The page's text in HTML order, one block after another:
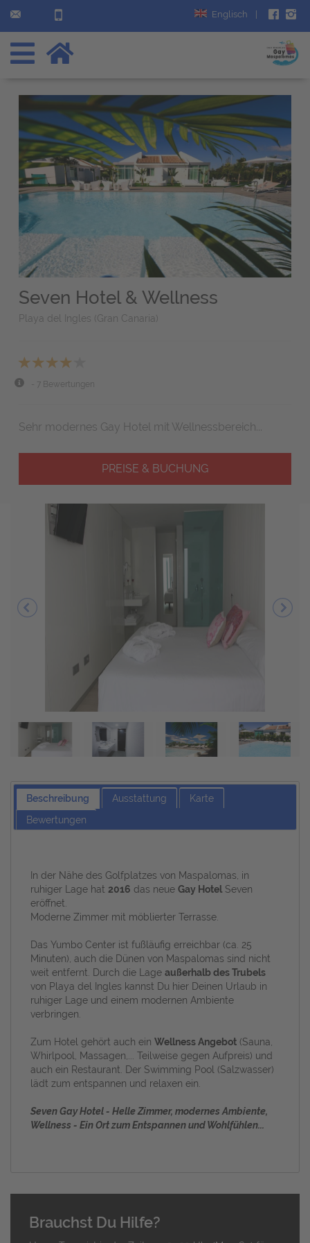
Englisch
Seven Hotel & Wellness
Playa del Ingles (Gran Canaria)
- 7 Bewertungen
Sehr modernes Gay Hotel mit Wellnessbereich...
PREISE & BUCHUNG
Beschreibung Ausstattung
Karte
Bewertungen
In der Nähe des Golfplatzes von Maspalomas, in
ruhiger Lage hat 2016 das neueGay Hotel Seven
eröffnet.
Moderne Zimmer mit möblierter Terrasse.
Das Yumbo Center ist fußläufig erreichbar (ca. 25
Minuten), auch die Dünen von Maspalomas sind nicht
weit entfernt. Durch die Lageaußerhalb des Trubels
von Playa del Ingles kannst Du hier Deinen Urlaub in
ruhiger Lage und einem modernen Ambiente
verbringen.
Zum Hotel gehört auch einWellness Angebot (Sauna,
Whirlpool, Massagen,... Teilweise gegen Aufpreis) und
auch ein Restaurant. Der Swimming Pool (Salzwasser)
lädt zum entspannen und relaxen ein.
Seven Gay Hotel - Helle Zimmer, modernes Ambiente,
Wellness - Ein Ort zum Entspannen und Wohlfühlen...
Brauchst Du Hilfe?